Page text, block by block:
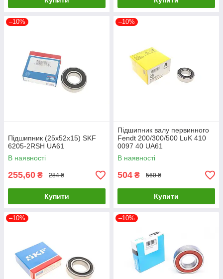
–10%
Підшипник (25x52x15) SKF
6205-2RSH UA61
В наявності
255,60 ₴ 284 ₴
Купити
–10%
Підшипник валу первинного
Fendt 200/300/500 LuK 410
0097 40 UA61
В наявності
504 ₴ 560 ₴
Купити
–10% –10%